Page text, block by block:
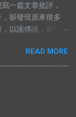
一篇文章批評，
卻發現原來很多
以訛傳訛，最後
他人怎樣詮釋這兩
下就知道了，我在
釋不符合邏輯。 在
”的“價”，解釋為
READ MORE